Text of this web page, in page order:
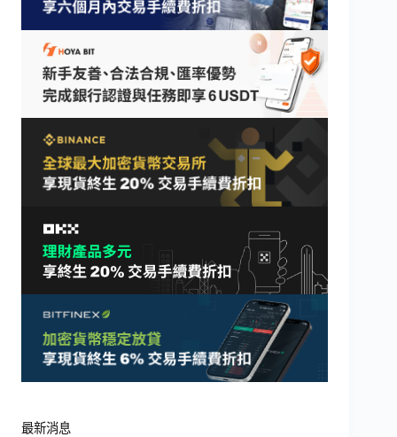
最新消息